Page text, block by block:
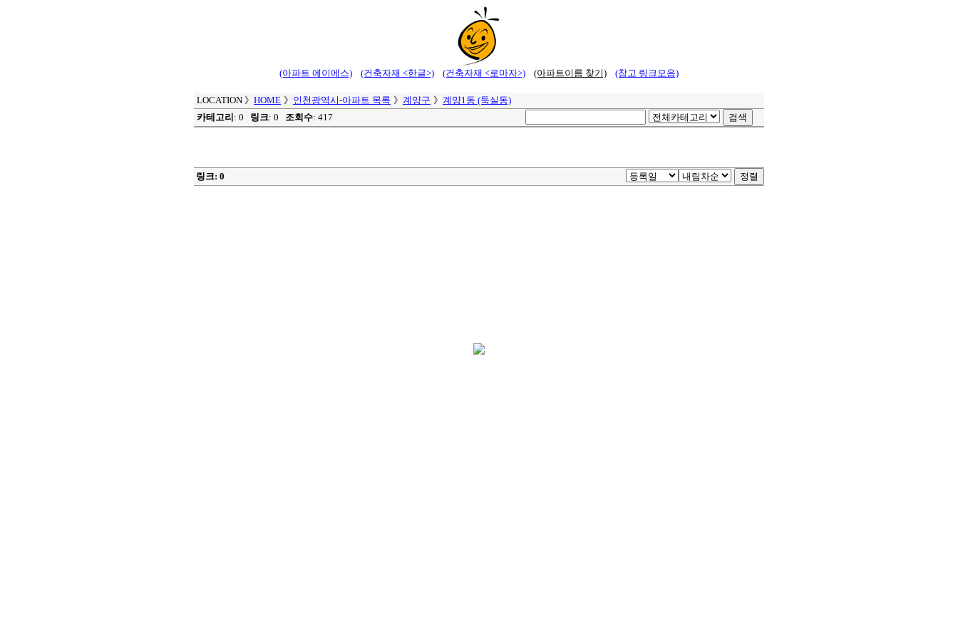
(아파트 에이에스) (건축자재 <한글>) (건축자재 <로마자>) (아파트이름 찾기) (참고 링크모음)
LOCATION 》 HOME 》 인천광역시-아파트 목록 》 계양구 》 계양1동 (둑실동)
카테고리 : 0 링크: 0 조회수: 417
링크: 0